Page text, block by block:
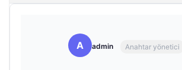
A admin Anahtar yönetici